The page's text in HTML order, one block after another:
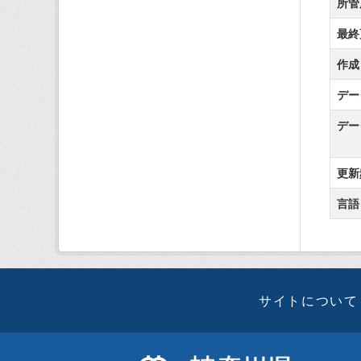
所
最
作
デ
デ
更
言語
サイトについ